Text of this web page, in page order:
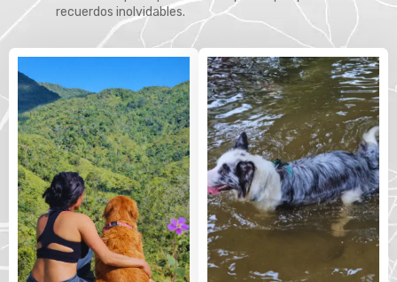
recuerdos inolvidables.